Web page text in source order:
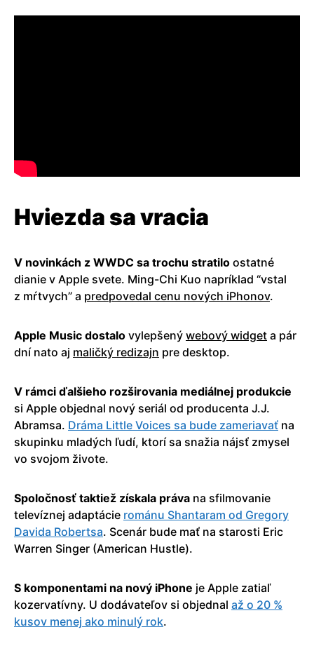
Hviezda sa vracia
V novinkách z WWDC sa trochu stratilo ostatné
dianie v Apple svete. Ming-Chi Kuo napríklad “vstal
z mŕtvych” a predpovedal cenu nových iPhonov.
Apple Music dostalo vylepšený webový widget a pár
dní nato aj maličký redizajn pre desktop.
V rámci ďalšieho rozširovania mediálnej produkcie
si Apple objednal nový seriál od producenta J.J.
Abramsa. Dráma Little Voices sa bude zameriavať na
skupinku mladých ľudí, ktorí sa snažia nájsť zmysel
vo svojom živote.
Spoločnosť taktiež získala práva na sfilmovanie
televíznej adaptácie románu Shantaram od Gregory
Davida Robertsa. Scenár bude mať na starosti Eric
Warren Singer (American Hustle).
S komponentami na nový iPhone je Apple zatiaľ
kozervatívny. U dodávateľov si objednal až o 20 %
kusov menej ako minulý rok.